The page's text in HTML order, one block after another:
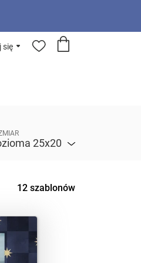
się
25x20
12 szablonów